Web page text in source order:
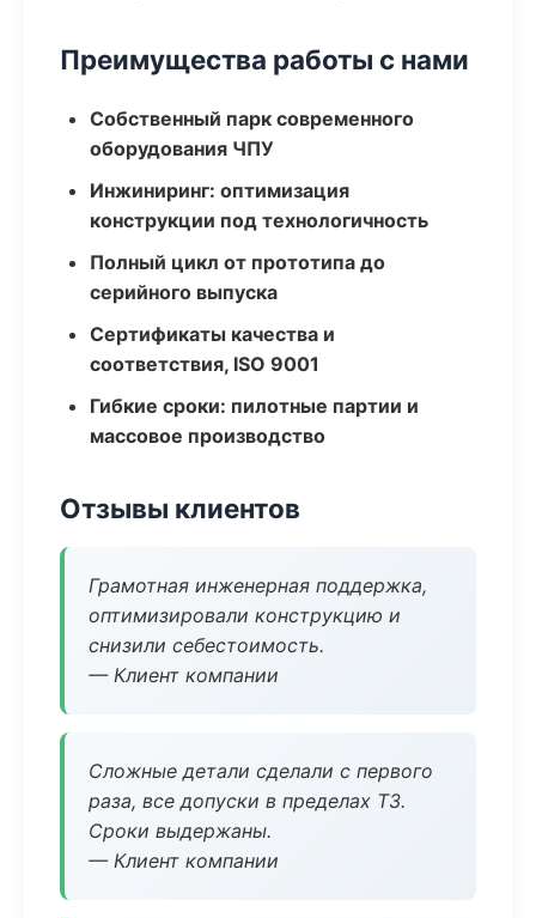
Преимущества работы с нами
Собственный парк современного
оборудования ЧПУ
Инжиниринг: оптимизация
конструкции под технологичность
Полный цикл от прототипа до
серийного выпуска
Сертификаты качества и
соответствия, ISO 9001
Гибкие сроки: пилотные партии и
массовое производство
Отзывы клиентов
Грамотная инженерная поддержка,
оптимизировали конструкцию и
снизили себестоимость.
— Клиент компании
Сложные детали сделали с первого
раза, все допуски в пределах ТЗ.
Сроки выдержаны.
— Клиент компании